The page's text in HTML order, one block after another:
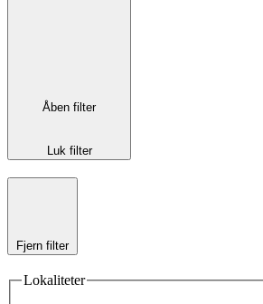
Åben filter
Luk filter
Fjern filter
Lokaliteter